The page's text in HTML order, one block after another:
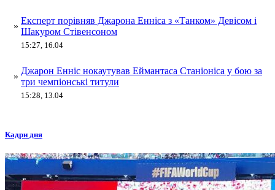
»
Експерт порівняв Джарона Енніса з «Танком» Девісом і
Шакуром Стівенсоном
15:27, 16.04
»
Джарон Енніс нокаутував Еймантаса Станіоніса у бою за
три чемпіонські титули
15:28, 13.04
Кадри дня